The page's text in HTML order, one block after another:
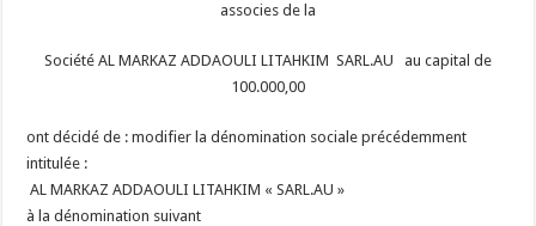
associes de la
Société AL MARKAZ ADDAOULI LITAHKIM SARL.AU au capital de
100.000,00
ont décidé de : modifier la dénomination sociale précédemment
intitulée :
AL MARKAZ ADDAOULI LITAHKIM « SARL.AU »
à la dénomination suivant